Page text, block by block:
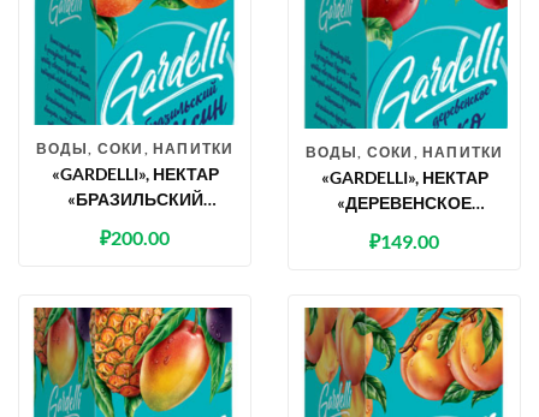
ВОДЫ, СОКИ, НАПИТКИ
«GARDELLI», НЕКТАР
«БРАЗИЛЬСКИЙ
₽200.00
ВОДЫ, СОКИ, НАПИТКИ
«GARDELLI», НЕКТАР
«ДЕРЕВЕНСКОЕ
₽149.00